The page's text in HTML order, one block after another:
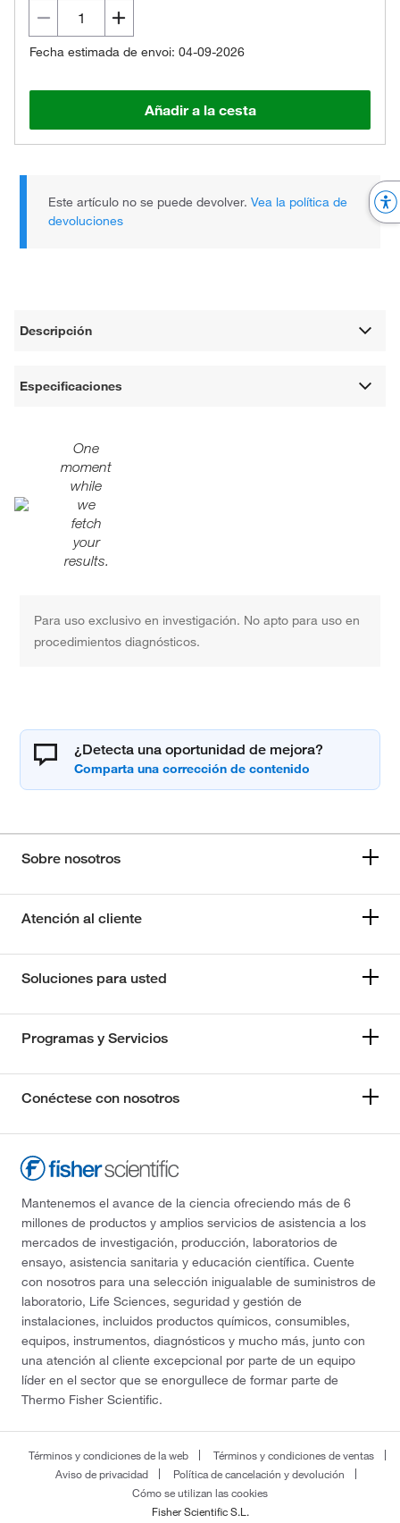
Fecha estimada de envoi: 04-09-2026
Añadir a la cesta
Este artículo no se puede devolver.Vea la política de
devoluciones
Descripción
Especificaciones
One
moment
while
we
fetch
your
results.
Para uso exclusivo en investigación. No apto para uso en
procedimientos diagnósticos.
¿Detecta una oportunidad de mejora?
Sobre nosotros
Atención al cliente
Soluciones para usted
Programas y Servicios
Conéctese con nosotros
Mantenemos el avance de la ciencia ofreciendo más de 6
millones de productos y amplios servicios de asistencia a los
mercados de investigación, producción, laboratorios de
ensayo, asistencia sanitaria y educación científica. Cuente
con nosotros para una selección inigualable de suministros de
laboratorio, Life Sciences, seguridad y gestión de
instalaciones, incluidos productos químicos, consumibles,
equipos, instrumentos, diagnósticos y mucho más, junto con
una atención al cliente excepcional por parte de un equipo
líder en el sector que se enorgullece de formar parte de
Thermo Fisher Scientific.
Términos y condiciones de la web
Términos y condiciones de ventas
Aviso de privacidad
Política de cancelación y devolución
Cómo se utilizan las cookies
Fisher Scientific S.L.